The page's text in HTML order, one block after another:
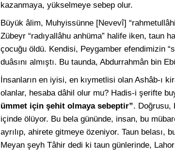
kazanmaya, yükselmeye sebep olur.
Büyük âlim, Muhyissünne [Nevevî]
Zübeyr “radıyallâhu anhüma” halife iken, taun
çocuğu öldü. Kendisi, Peygamber efendimizin
duâsını almıştı. Bu taunda, Abdurrahmân bin
İnsanların en iyisi, en kıymetlisi olan Ashâb-ı
olanlar, hesaba dâhil olur mu? Hadis-i şerifte
ümmet için şehit olmaya sebeptir”. Doğrusu,
içinde ölüyor. Bu bela gününde, insan, bu
ayrılıp, ahirete gitmeye özeniyor. Taun
Meyan şeyh Tâhir dedi ki taun günlerinde,